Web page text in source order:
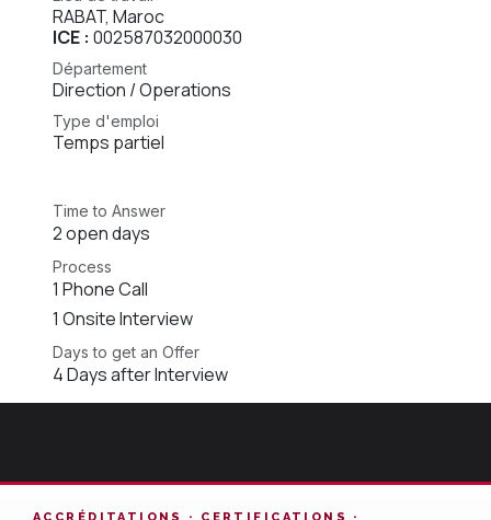
RABAT, Maroc
ICE : 002587032000030
Département
Direction / Operations
Type d'emploi
Temps partiel
Time to Answer
2 open days
Process
1 Phone Call
1 Onsite Interview
Days to get an Offer
4 Days after Interview